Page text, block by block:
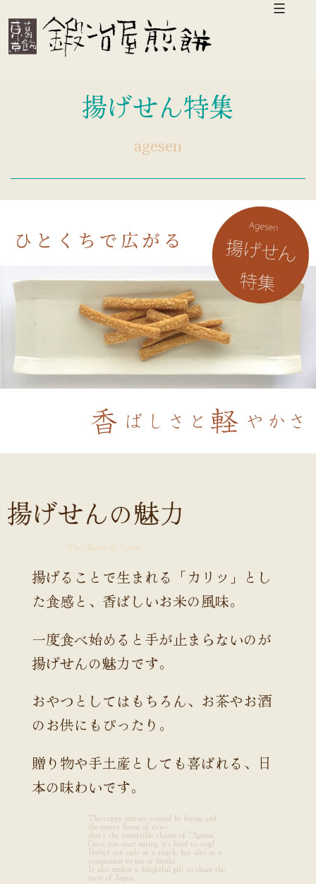
ン
テ
キ
ッ
揚げせん特集
agesen
揚げせんの魅力
The Charm of Agesen
揚げることで生まれる「カリッ」とし
た食感と、香ばしいお米の風味。
一度食べ始めると手が止まらないのが
揚げせんの魅力です。
おやつとしてはもちろん、お茶やお酒
のお供にもぴったり。
贈り物や手土産としても喜ばれる、日
本の味わいです。
The crispy texture created by frying and
the savory flavor of rice—
that’s the irresistible charm of “Agesen.”
Once you start eating, it’s hard to stop!
Perfect not only as a snack, but also as a
companion to tea or drinks.
It also makes a delightful gift to share the
taste of Japan.